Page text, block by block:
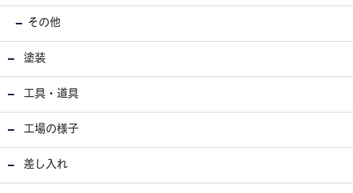
その他
塗装
工具・道具
工場の様子
差し入れ